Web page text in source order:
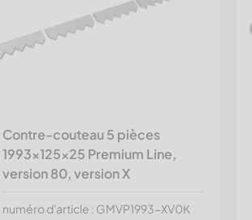
Contre-couteau 5 pièces
1993x125x25 Premium Line,
version 80, version X
numéro d'article : GMVP1993-XV0K